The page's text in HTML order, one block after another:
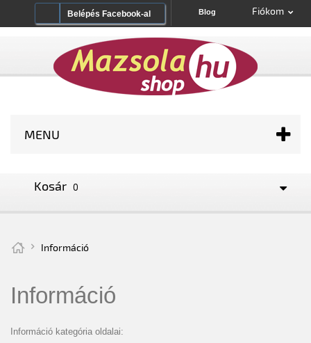
Fiókom
Blog
Belépés Facebook-al
MENU
Kosár 0
Információ
Információ
Információ kategória oldalai: